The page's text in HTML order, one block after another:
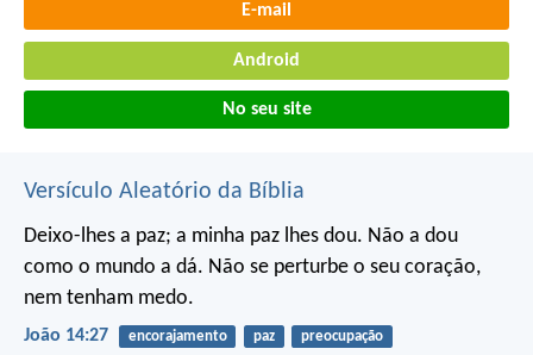
E-mail
Android
No seu site
Versículo Aleatório da Bíblia
Deixo-lhes a paz; a minha paz lhes dou. Não a dou
como o mundo a dá. Não se perturbe o seu coração,
nem tenham medo.
João 14:27 encorajamento paz preocupação